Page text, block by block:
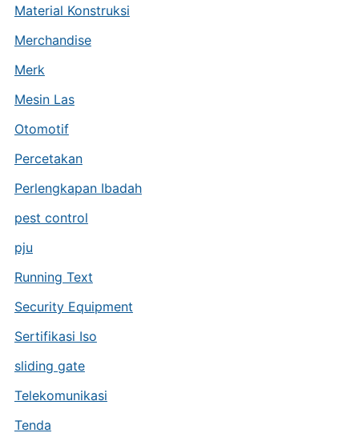
Material Konstruksi
Merchandise
Merk
Mesin Las
Otomotif
Percetakan
Perlengkapan Ibadah
pest control
pju
Running Text
Security Equipment
Sertifikasi Iso
sliding gate
Telekomunikasi
Tenda